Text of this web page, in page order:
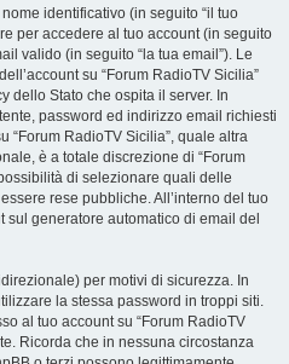
identificativo (in seguito “il tuo
per accedere al tuo account (in seguito
valido (in seguito “la tua email”). Le
su “Forum RadioTV Sicilia”
dello Stato che ospita il server. In
password ed indirizzo email richiesti
“Forum RadioTV Sicilia”, quale altra
è a totale discrezione di “Forum
di selezionare quali delle
rese pubbliche. All’interno del tuo
generatore automatico di email del
per motivi di sicurezza. In
la stessa password in troppi siti.
al tuo account su “Forum RadioTV
Ricorda che in nessuna circostanza